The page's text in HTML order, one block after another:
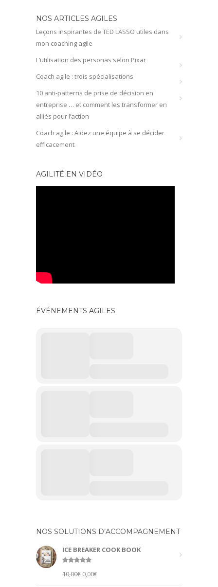
NOS ARTICLES AGILES
Leçons inspirantes de TED LASSO utiles dans
mon coaching agile
L’utilisation des personas selon Pixar
Coach agile : trois spécialisations
10 anti-patterns de prise de décision en
entreprise … et comment les transformer en
alliés pour l’action
Coach agile : Aidez une équipe à se décider
efficacement
AGILITÉ EN VIDÉO
ÉVÉNEMENTS AGILES
NOS SOLUTIONS D’ACCOMPAGNEMENT
ICE BREAKER COOK BOOK
out of 5
10,00€ Original
0,00€Current